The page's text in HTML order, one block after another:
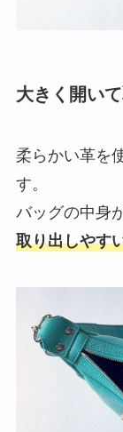
大きく開い
柔らかい革を
す。
バッグの中身
取り出しやす